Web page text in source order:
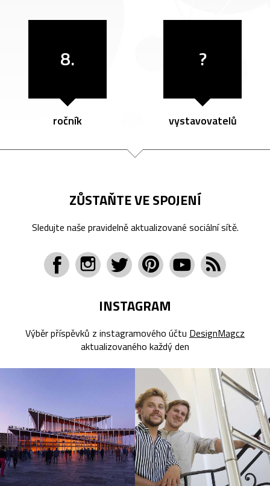
8.
ročník
?
vystavovatelů
ZŮSTAŇTE VE SPOJENÍ
Sledujte naše pravidelně aktualizované sociální sítě.
INSTAGRAM
Výběr příspěvků z instagramového účtu DesignMagcz
aktualizovaného každý den